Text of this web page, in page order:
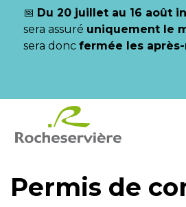
📅 Du 20 juillet au 16 août
sera assuré uniquement le
sera donc fermée les
contenu
pied
Permis de